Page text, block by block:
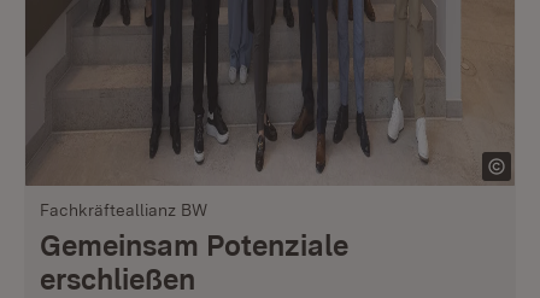
Fachkräfteallianz BW
Gemeinsam Potenziale
erschließen